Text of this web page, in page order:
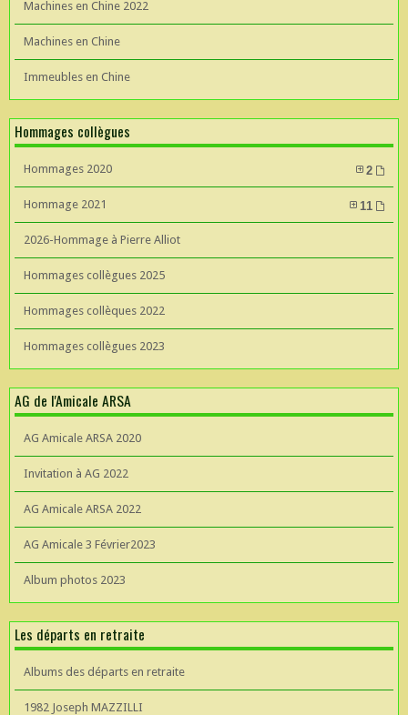
Machines en Chine 2022
Machines en Chine
Immeubles en Chine
Hommages collègues
Hommages 2020 2
Hommage 2021 11
2026-Hommage à Pierre Alliot
Hommages collègues 2025
Hommages collèques 2022
Hommages collègues 2023
AG de l'Amicale ARSA
AG Amicale ARSA 2020
Invitation à AG 2022
AG Amicale ARSA 2022
AG Amicale 3 Février2023
Album photos 2023
Les départs en retraite
Albums des départs en retraite
1982 Joseph MAZZILLI